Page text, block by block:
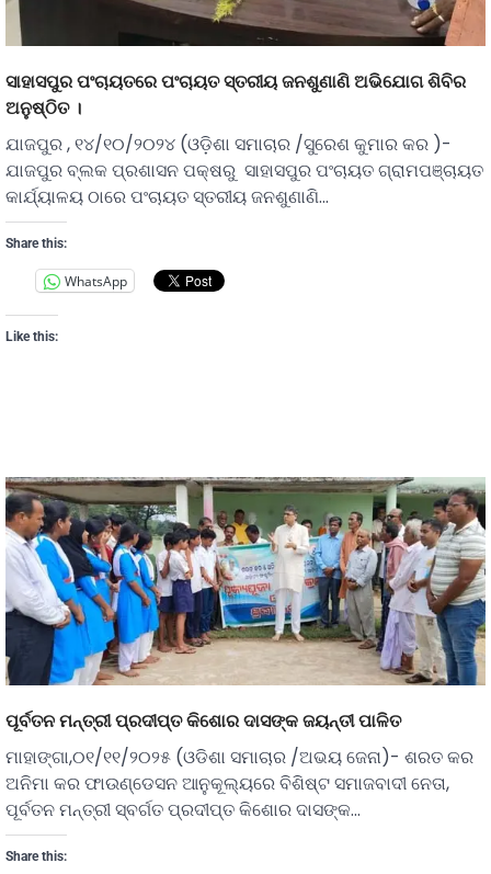
ସାହାସପୁର ପଂଚାୟତରେ ପଂଚାୟତ ସ୍ତରୀୟ ଜନଶୁଣାଣି ଅଭିଯୋଗ ଶିବିର
ଅନୁଷ୍ଠିତ ।
ଯାଜପୁର , ୧୪/୧୦/୨୦୨୪ (ଓଡ଼ିଶା ସମାଚାର /ସୁରେଶ କୁମାର କର )-
ଯାଜପୁର ବ୍ଲକ ପ୍ରଶାସନ ପକ୍ଷରୁ ସାହାସପୁର ପଂଚାୟତ ଗ୍ରାମପଞ୍ଚାୟତ
କାର୍ଯ୍ୟାଳୟ ଠାରେ ପଂଚାୟତ ସ୍ତରୀୟ ଜନଶୁଣାଣି…
Share this:
WhatsApp
Like this:
ପୂର୍ବତନ ମନ୍ତ୍ରୀ ପ୍ରଦୀପ୍ତ କିଶୋର ଦାସଙ୍କ ଜୟନ୍ତୀ ପାଳିତ
ମାହାଙ୍ଗା,୦୧/୧୧/୨୦୨୫ (ଓଡିଶା ସମାଚାର /ଅଭୟ ଜେନା)- ଶରତ କର
ଅନିମା କର ଫାଉଣ୍ଡେସନ ଆନୁକୂଲ୍ୟରେ ବିଶିଷ୍ଟ ସମାଜବାଦୀ ନେତା,
ପୂର୍ବତନ ମନ୍ତ୍ରୀ ସ୍ବର୍ଗତ ପ୍ରଦୀପ୍ତ କିଶୋର ଦାସଙ୍କ…
Share this: